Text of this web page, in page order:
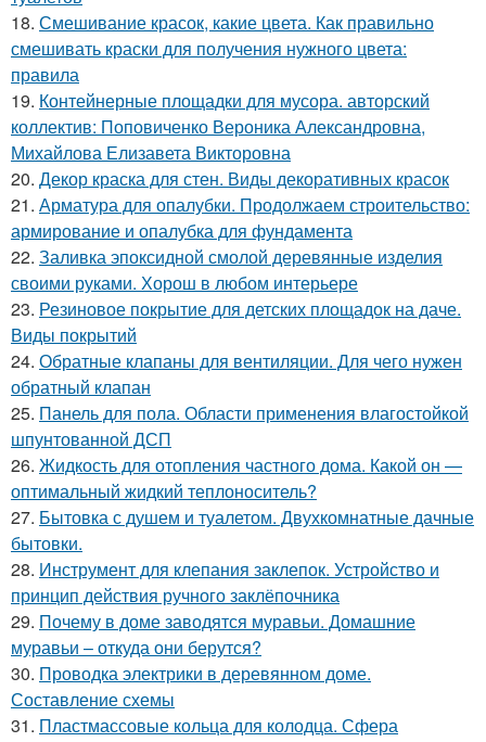
18. Смешивание красок, какие цвета. Как правильно
смешивать краски для получения нужного цвета:
правила
19. Контейнерные площадки для мусора. авторский
коллектив: Поповиченко Вероника Александровна,
Михайлова Елизавета Викторовна
20. Декор краска для стен. Виды декоративных красок
21. Арматура для опалубки. Продолжаем строительство:
армирование и опалубка для фундамента
22. Заливка эпоксидной смолой деревянные изделия
своими руками. Хорош в любом интерьере
23. Резиновое покрытие для детских площадок на даче.
Виды покрытий
24. Обратные клапаны для вентиляции. Для чего нужен
обратный клапан
25. Панель для пола. Области применения влагостойкой
шпунтованной ДСП
26. Жидкость для отопления частного дома. Какой он —
оптимальный жидкий теплоноситель?
27. Бытовка с душем и туалетом. Двухкомнатные дачные
бытовки.
28. Инструмент для клепания заклепок. Устройство и
принцип действия ручного заклёпочника
29. Почему в доме заводятся муравьи. Домашние
муравьи – откуда они берутся?
30. Проводка электрики в деревянном доме.
Составление схемы
31. Пластмассовые кольца для колодца. Сфера